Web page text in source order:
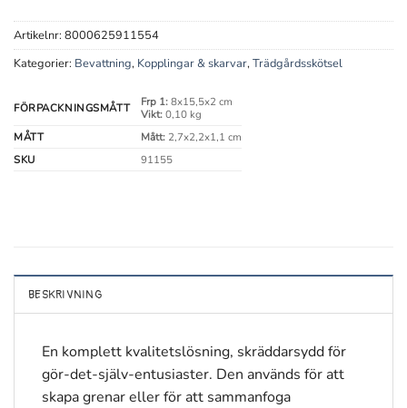
Artikelnr: 8000625911554
Kategorier: Bevattning, Kopplingar & skarvar,Trädgårdsskötsel
FÖRPACKNINGSMÅTT Frp 1:8x15,5x2 cm
Vikt:0,10 kg
MÅTT
Mått:2,7x2,2x1,1 cm
SKU
91155
BESKRIVNING
En komplett kvalitetslösning, skräddarsydd för
gör-det-själv-entusiaster. Den används för att
skapa grenar eller för att sammanfoga